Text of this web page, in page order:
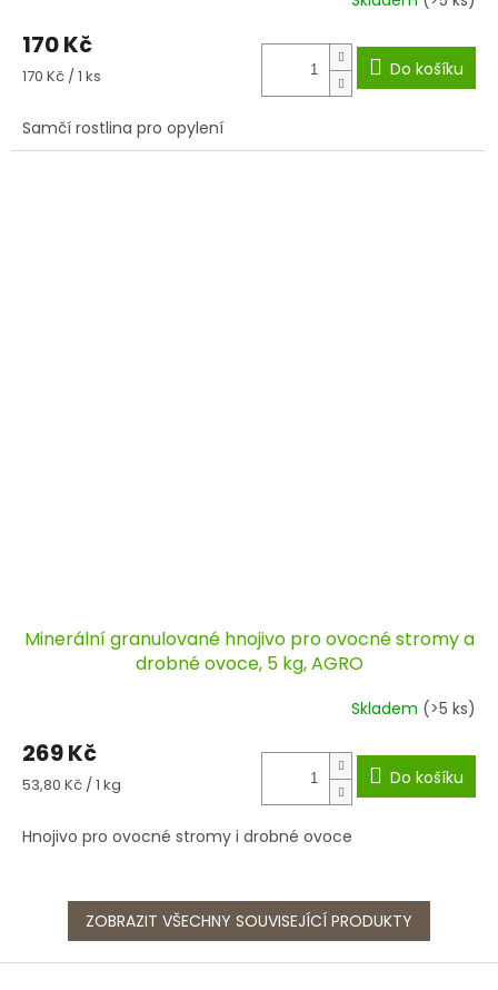
170 Kč
Měrná
170 Kč / 1 ks Do košíku
Samčí rostlina pro opylení
Minerální granulované hnojivo pro ovocné stromy a
drobné ovoce, 5 kg, AGRO
Skladem (>5 ks)
269 Kč
Měrná
53,80 Kč / 1 kg Do košíku
Hnojivo pro ovocné stromy i drobné ovoce
ZOBRAZIT VŠECHNY SOUVISEJÍCÍ PRODUKTY
Z